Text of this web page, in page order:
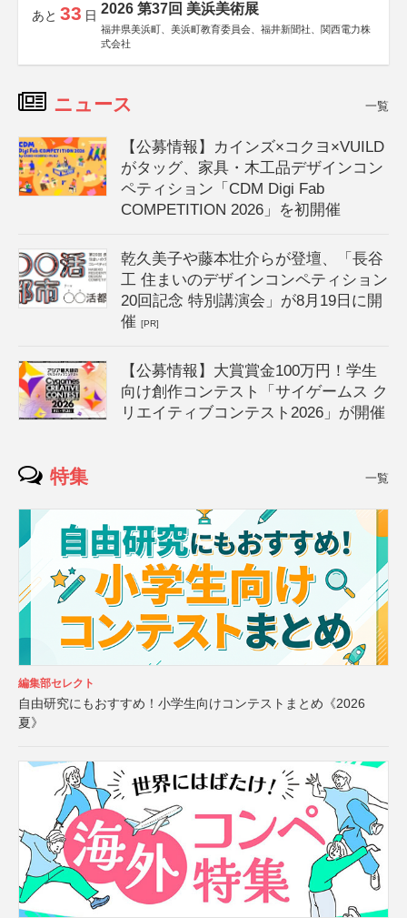
あと 33 日 2026 第37回 美浜美術展
福井県美浜町、美浜町教育委員会、福井新聞社、関西電力株
式会社
ニュース 一覧
【公募情報】カインズ×コクヨ×VUILD
がタッグ、家具・木工品デザインコン
ペティション「CDM Digi Fab
COMPETITION 2026」を初開催
乾久美子や藤本壮介らが登壇、「長谷
工 住まいのデザインコンペティション
20回記念 特別講演会」が8月19日に開
催[PR]
【公募情報】大賞賞金100万円！学生
向け創作コンテスト「サイゲームス ク
リエイティブコンテスト2026」が開催
特集 一覧
編集部セレクト
自由研究にもおすすめ！小学生向けコンテストまとめ《2026
夏》